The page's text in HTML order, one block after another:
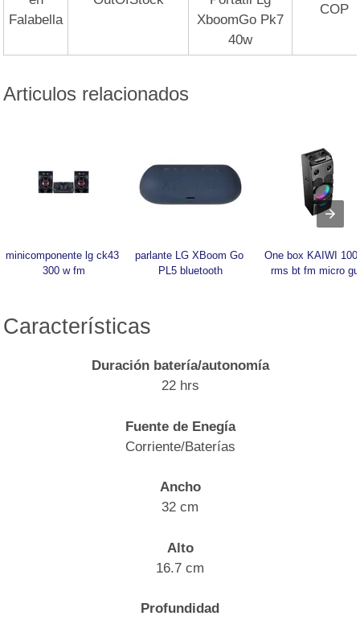
Falabella
XboomGo Pk7
40w
COP
Articulos relacionados
minicomponente lg ck43
300 w fm
parlante LG XBoom Go
PL5 bluetooth
One box KAIWI 100
rms bt fm micro
Características
Duración batería/autonomía
22 hrs
Fuente de Enegía
Corriente/Baterías
Ancho
32 cm
Alto
16.7 cm
Profundidad